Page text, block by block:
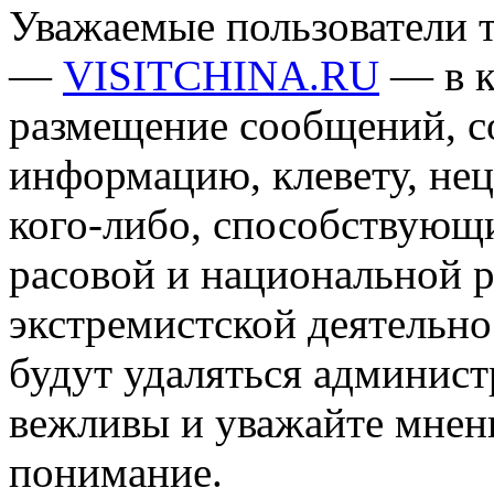
Уважаемые пользователи
— VISITCHINA.RU — в
размещение сообщений,
информацию, клевету,
кого-либо,
расовой и национальной
экстремистской
будут удаляться
вежливы и уважайте
понимание.